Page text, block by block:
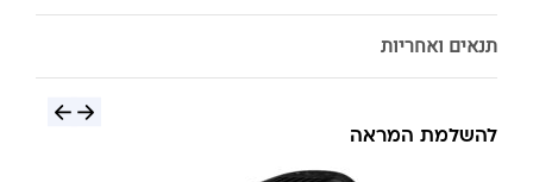
תנאים ואחריות
להשלמת המראה